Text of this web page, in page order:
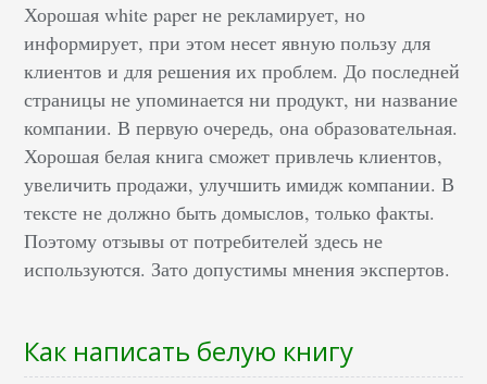
Хорошая white paper не рекламирует, но
информирует, при этом несет явную пользу для
клиентов и для решения их проблем. До последней
страницы не упоминается ни продукт, ни название
компании. В первую очередь, она образовательная.
Хорошая белая книга сможет привлечь клиентов,
увеличить продажи, улучшить имидж компании. В
тексте не должно быть домыслов, только факты.
Поэтому отзывы от потребителей здесь не
используются. Зато допустимы мнения экспертов.
Как написать белую книгу